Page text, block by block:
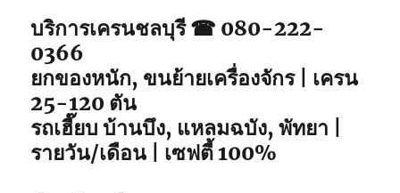
บริการเครนชลบุรี ☎ 080-222-
0366
ยกของหนัก, ขนย้ายเครื่องจักร | เครน
25-120 ตัน
รถเฮี๊ยบ บ้านบึง, แหลมฉบัง, พัทยา |
รายวัน/เดือน | เซฟตี้ 100%